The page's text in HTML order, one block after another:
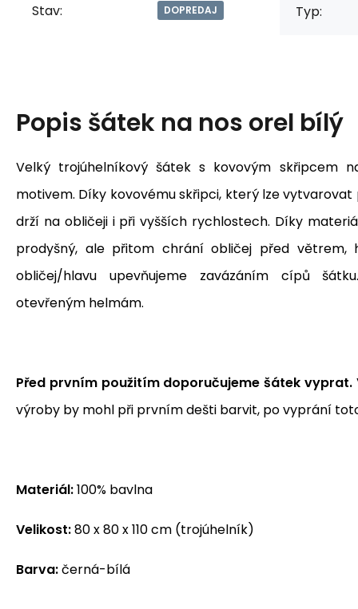
Stav: DOPREDAJ Typ:
Popis šátek na nos orel bílý
Velký trojúhelníkový šátek s kovovým skřipcem
motivem. Díky kovovému skřipci, který lze vytvarovat
drží na obličeji i při vyšších rychlostech. Díky
prodyšný, ale přitom chrání obličej před větrem,
obličej/hlavu upevňujeme zavázáním cípů
otevřeným helmám.
Před prvním použitím doporučujeme šátek vyprat.
výroby by mohl při prvním dešti barvit, po vyprání
Materiál:100% bavlna
Velikost:80 x 80 x 110 cm (trojúhelník)
Barva:černá-bílá